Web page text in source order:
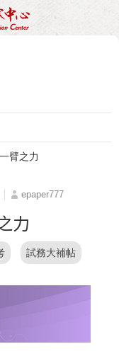
臂之力
epaper777
力
試務大補帖